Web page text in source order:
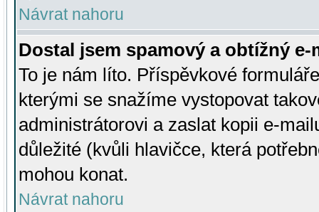
Návrat nahoru
Dostal jsem spamový a obtížný
To je nám líto. Příspěvkové
kterými se snažíme vystopovat
administrátorovi a zaslat kopii e-
důležité (kvůli hlavičce, která
mohou konat.
Návrat nahoru